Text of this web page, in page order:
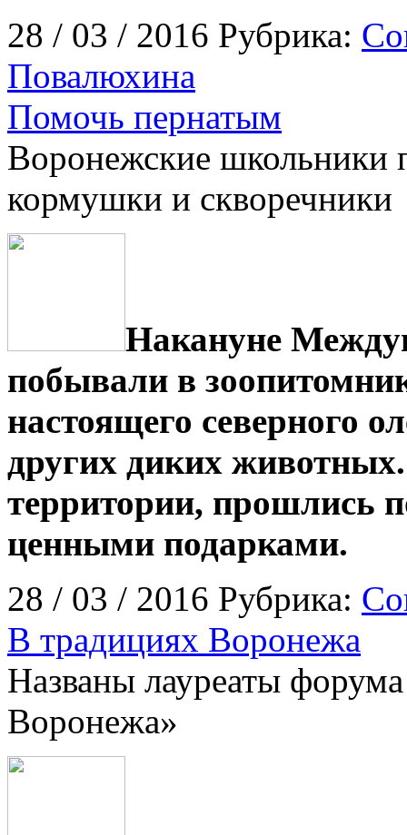
28 / 03 / 2016 Рубрика:
Повалюхина
Помочь пернатым
Воронежские школьники
кормушки и скворечники
Накануне
побывали в
настоящего северного
других диких
территории, прошлись
ценными подарками.
28 / 03 / 2016 Рубрика:
В традициях Воронежа
Названы лауреаты
Воронежа»